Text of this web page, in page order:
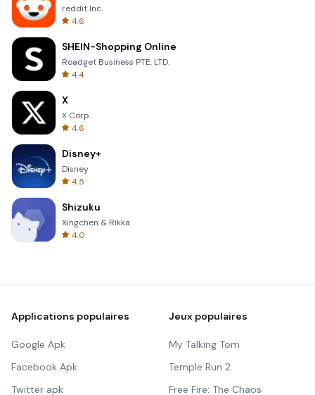
reddit Inc.
4.6
SHEIN-Shopping Online
Roadget Business PTE. LTD.
4.4
X
X Corp.
4.6
Disney+
Disney
4.5
Shizuku
Xingchen & Rikka
4.0
Applications populaires
Google Apk
Facebook Apk
Twitter apk
Jeux populaires
My Talking Tom
Temple Run 2
Free Fire: The Chaos